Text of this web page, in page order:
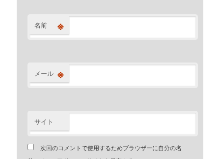
名前 ※
メール ※
サイト
次回のコメントで使用するためブラウザーに自分の名